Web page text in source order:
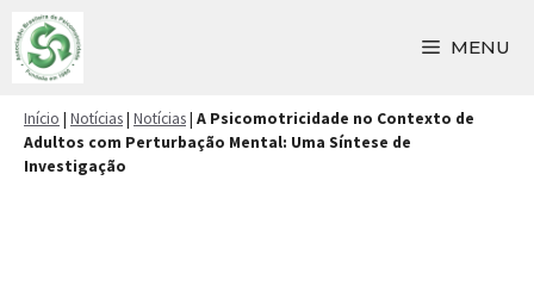
Pular
para
MENU
Início | Notícias| Notícias| A Psicomotricidade no Contexto de
Adultos com Perturbação Mental: Uma Síntese de
Investigação